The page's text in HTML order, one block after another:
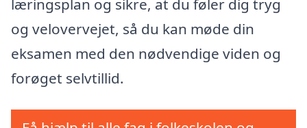
læringsplan og sikre, at du føler dig tryg
og velovervejet, så du kan møde din
eksamen med den nødvendige viden og
forøget selvtillid.